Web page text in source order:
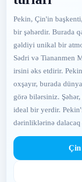
Pekin, Çin'in
bir şəhərdir. Burada
gəldiyi unikal bir
Sədri və Tiananmen
irsini əks etdirir.
oxşayır, burada
görə bilərsiniz.
ideal bir yerdir.
dərinliklərinə dalacaq
Çin